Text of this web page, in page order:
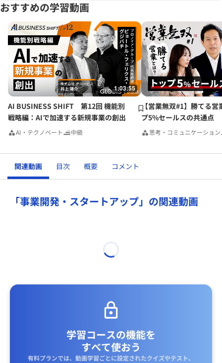
おすすめの学習動画
1:03:55
AI BUSINESS SHIFT 第12回 機能別
戦略編：AIで加速する新規事業の創出
AI・テクノベート 中級
【営業無双#1】勝てる営
プ5%セールスの共通点
思考・コミュニケーション
関連動画 目次 概要 コメント
「事業開発・スタートアップ」の関連動画
学習コースの機能を
すべて使おう
有料プランでは、動画学習ごとに設定されたクイズやテスト、